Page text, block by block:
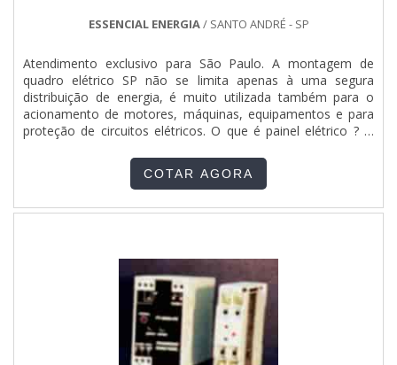
ESSENCIAL ENERGIA/ SANTO ANDRÉ - SP
Atendimento exclusivo para São Paulo. A montagem de
quadro elétrico SP não se limita apenas à uma segura
distribuição de energia, é muito utilizada também para o
acionamento de motores, máquinas, equipamentos e para
proteção de circuitos elétricos. O que é painel elétrico ? O
distribuição da energia dentro de uma rede elétrica, além
disso, ainda é repsonsável por manter em func....
COTAR AGORA